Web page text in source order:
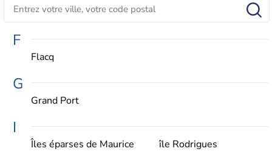
F
Flacq
G
Grand Port
I
Îles éparses de Maurice île Rodrigues